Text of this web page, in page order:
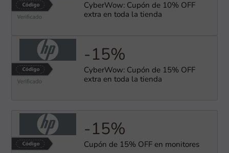
CyberWow: Cupón de 10% OFF
extra en toda la tienda
-15%
CyberWow: Cupón de 15% OFF
extra en toda la tienda
-15%
Cupón de 15% OFF en monitores